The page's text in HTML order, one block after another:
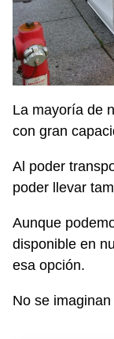
La mayoría de
con gran
Al poder
poder llevar
Aunque
disponible en
esa opción.
No se